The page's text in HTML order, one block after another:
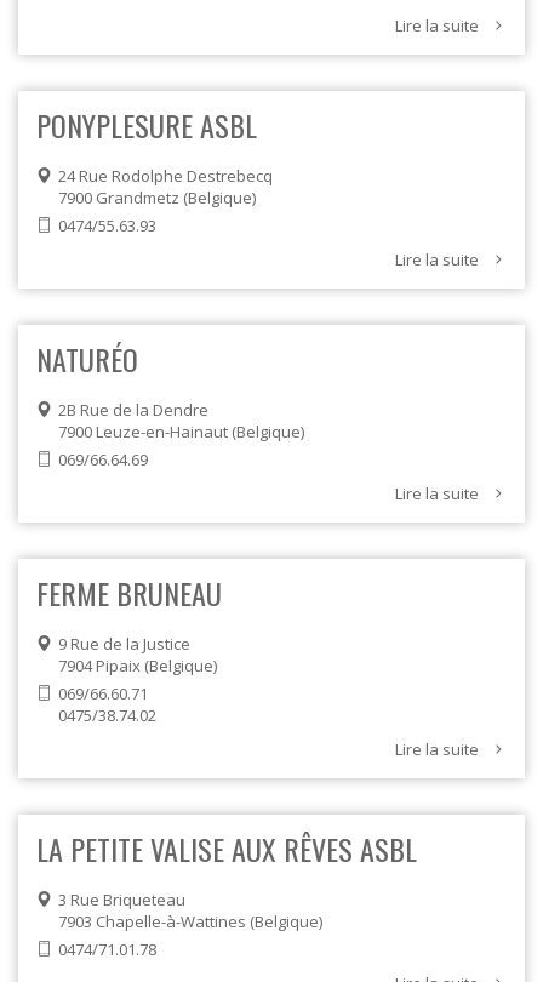
Lire la suite
PONYPLESURE ASBL
24 Rue Rodolphe Destrebecq
7900 Grandmetz Belgique
0474/55.63.93
Lire la suite
NATURÉO
2B Rue de la Dendre
7900 Leuze-en-Hainaut Belgique
069/66.64.69
Lire la suite
FERME BRUNEAU
9 Rue de la Justice
7904 Pipaix Belgique
069/66.60.71
0475/38.74.02
Lire la suite
LA PETITE VALISE AUX RÊVES ASBL
3 Rue Briqueteau
7903 Chapelle-à-Wattines Belgique
0474/71.01.78